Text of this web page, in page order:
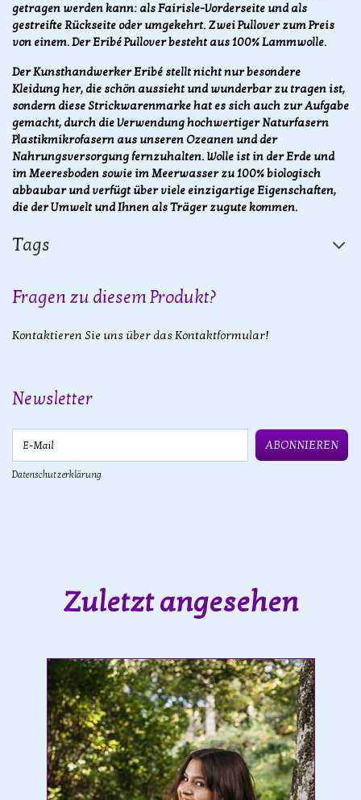
getragen werden kann: als Fairisle-Vorderseite und als
gestreifte Rückseite oder umgekehrt. Zwei Pullover zum Preis
von einem. Der Eribé Pullover besteht aus 100% Lammwolle.
Der Kunsthandwerker Eribé stellt nicht nur besondere
Kleidung her, die schön aussieht und wunderbar zu tragen ist,
sondern diese Strickwarenmarke hat es sich auch zur Aufgabe
gemacht, durch die Verwendung hochwertiger Naturfasern
Plastikmikrofasern aus unseren Ozeanen und der
Nahrungsversorgung fernzuhalten. Wolle ist in der Erde und
im Meeresboden sowie im Meerwasser zu 100% biologisch
abbaubar und verfügt über viele einzigartige Eigenschaften,
die der Umwelt und Ihnen als Träger zugute kommen.
Tags
Fragen zu diesem Produkt?
Kontaktieren Sie uns über das Kontaktformular!
Newsletter
ABONNIEREN
Datenschutzerklärung
Zuletzt angesehen